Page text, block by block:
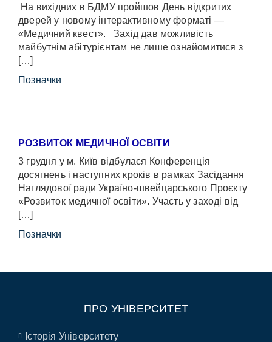
На вихідних в БДМУ пройшов День відкритих
дверей у новому інтерактивному форматі —
«Медичний квест». Захід дав можливість
майбутнім абітурієнтам не лише ознайомитися з
[…]
Позначки
РОЗВИТОК МЕДИЧНОЇ ОСВІТИ
3 грудня у м. Київ відбулася Конференція
досягнень і наступних кроків в рамках Засідання
Наглядової ради Україно-швейцарського Проєкту
«Розвиток медичної освіти». Участь у заході від
[…]
Позначки
ПРО УНІВЕРСИТЕТ
Історія Університету